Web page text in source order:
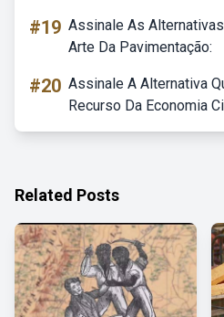
#19 Assinale As
Arte Da Pavimentação:
#20 Assinale A Alternativa
Recurso Da Economia
Related Posts